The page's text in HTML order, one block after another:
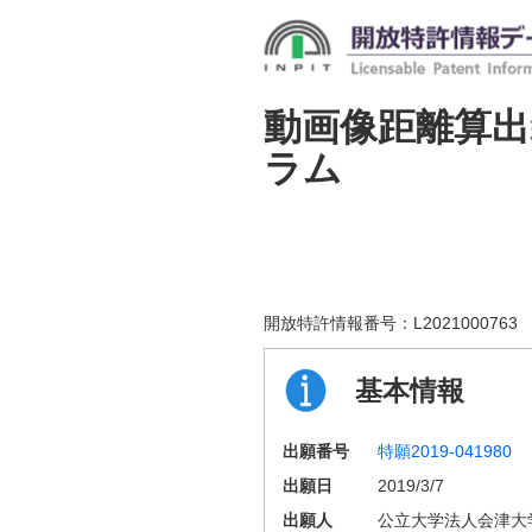
動画像距離算
ラム
開放特許情報番号： L2021000763
基本情報
出願番号
特願2019-041980
出願日
2019/3/7
出願人
公立大学法人会津大